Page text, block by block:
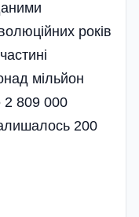
років
мільйон
809 000
200